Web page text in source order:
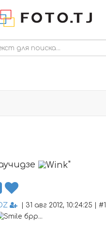
"
| 31 авг 2012, 10:24:25 | #1
брр...